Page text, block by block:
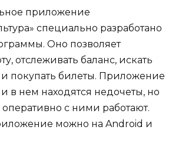
приложение
специально разработано
Оно позволяет
отслеживать баланс, искать
покупать билеты. Приложение
в нем находятся недочеты, но
с ними работают.
можно на Android и